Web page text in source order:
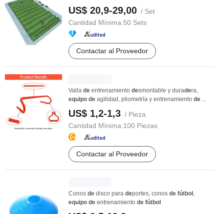
US$ 20,9-29,00 / Set
Cantidad Mínima:50 Sets
Contactar al Proveedor
Valla de entrenamiento desmontable y duradera,
equipo de agilidad, pliometría y entrenamiento de ...
US$ 1,2-1,3 / Pieza
Cantidad Mínima:100 Piezas
Contactar al Proveedor
Conos de disco para deportes, conos de fútbol ,
equipo de entrenamiento de fútbol